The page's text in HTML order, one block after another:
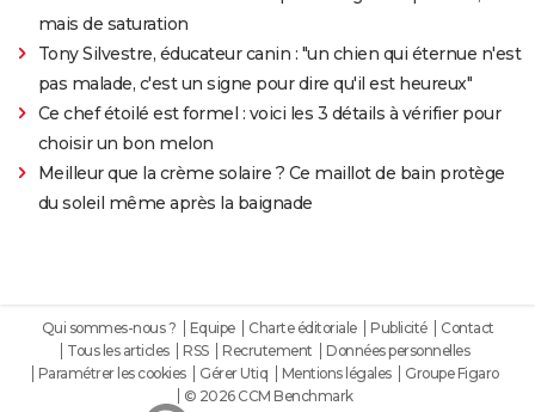
mais de saturation
Tony Silvestre, éducateur canin : "un chien qui éternue n'est
pas malade, c'est un signe pour dire qu'il est heureux"
Ce chef étoilé est formel : voici les 3 détails à vérifier pour
choisir un bon melon
Meilleur que la crème solaire ? Ce maillot de bain protège
du soleil même après la baignade
Qui sommes-nous ? Equipe Charte éditoriale Publicité
Contact
Tous les articles
RSS Recrutement
Données personnelles
Paramétrer les cookies
Gérer Utiq Mentions légales
Groupe Figaro
© 2026 CCM Benchmark